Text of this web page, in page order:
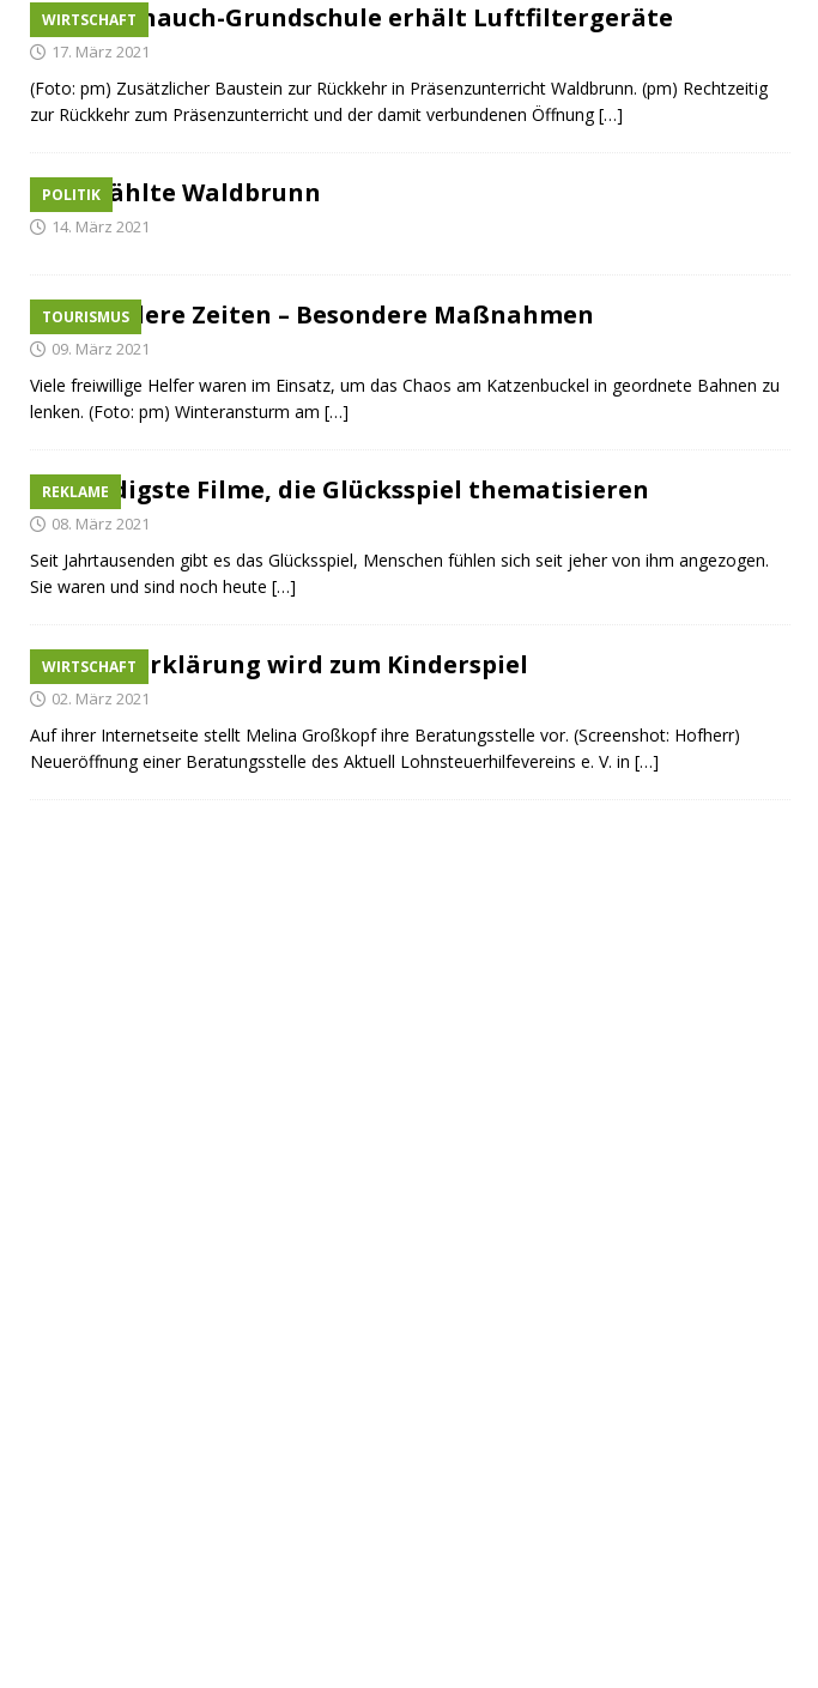
WIRTSCHAFT
Winterhauch-Grundschule erhält Luftfiltergeräte
17. März 2021
(Foto: pm) Zusätzlicher Baustein zur Rückkehr in Präsenzunterricht Waldbrunn. (pm) Rechtzeitig
zur Rückkehr zum Präsenzunterricht und der damit verbundenen Öffnung[…]
POLITIK
So wählte Waldbrunn
14. März 2021
TOURISMUS
Besondere Zeiten – Besondere Maßnahmen
09. März 2021
Viele freiwillige Helfer waren im Einsatz, um das Chaos am Katzenbuckel in geordnete Bahnen zu
lenken. (Foto: pm) Winteransturm am […]
REKLAME
Trendigste Filme, die Glücksspiel thematisieren
08. März 2021
Seit Jahrtausenden gibt es das Glücksspiel, Menschen fühlen sich seit jeher von ihm angezogen.
Sie waren und sind noch heute […]
WIRTSCHAFT
Steuererklärung wird zum Kinderspiel
02. März 2021
Auf ihrer Internetseite stellt Melina Großkopf ihre Beratungsstelle vor. (Screenshot: Hofherr)
Neueröffnung einer Beratungsstelle des Aktuell Lohnsteuerhilfevereins e. V. in […]